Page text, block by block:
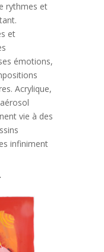
rythmes et
et
émotions,
Acrylique,
vie à des
infiniment